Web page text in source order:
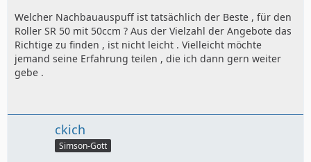
Welcher Nachbauauspuff ist tatsächlich der Beste , für den
Roller SR 50 mit 50ccm ? Aus der Vielzahl der Angebote das
Richtige zu finden , ist nicht leicht . Vielleicht möchte
jemand seine Erfahrung teilen , die ich dann gern weiter
gebe .
ckich
Simson-Gott